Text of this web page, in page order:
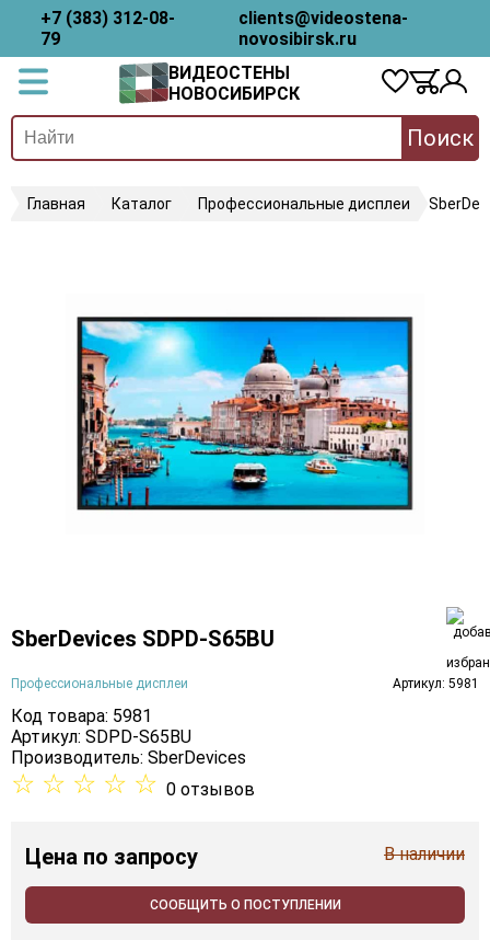
+7 (383) 312-08-
79
clients@videostena-
novosibirsk.ru
ВИДЕОСТЕНЫ
НОВОСИБИРСК
Поиск
Главная Каталог Профессиональные дисплеи
SberDevices SDPD-S65BU
Профессиональные дисплеи Артикул: 5981
Код товара: 5981
Артикул: SDPD-S65BU
Производитель: SberDevices
☆ ☆ ☆ ☆ ☆ 0 отзывов
Цена по запросу В наличии
СООБЩИТЬ О ПОСТУПЛЕНИИ